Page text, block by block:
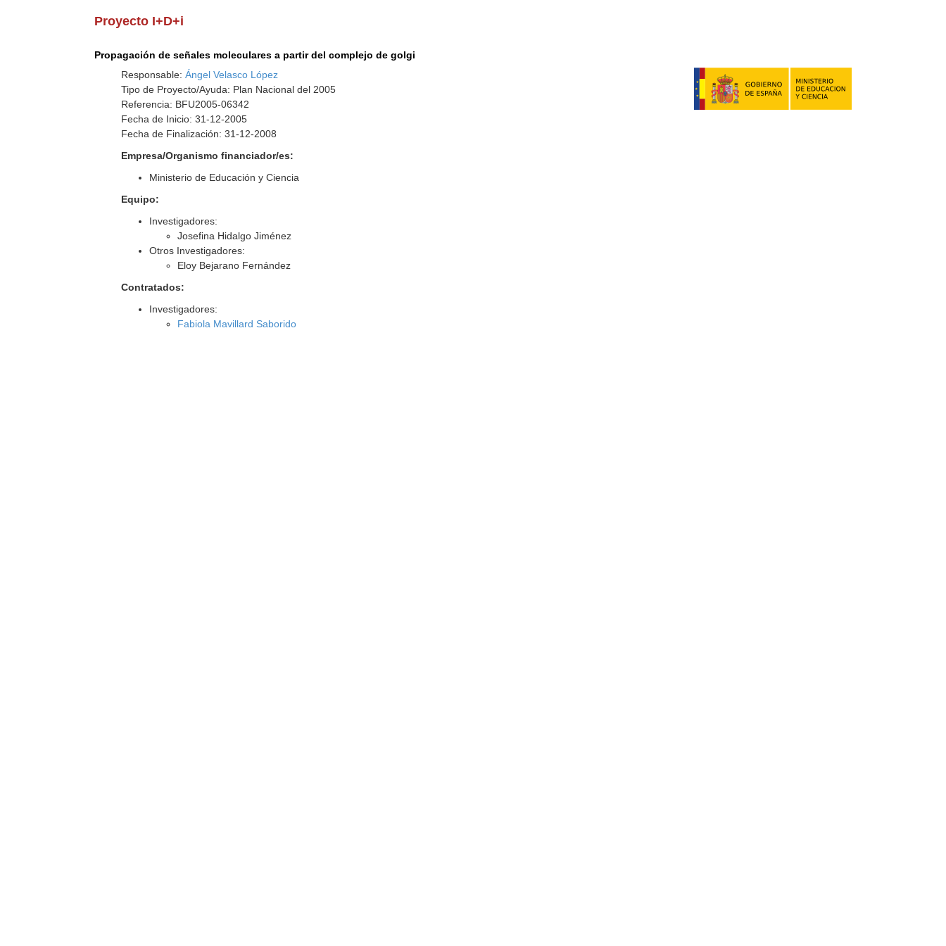
Proyecto I+D+i
Propagación de señales moleculares a partir del complejo de golgi
Responsable:Ángel Velasco López
Tipo de Proyecto/Ayuda: Plan Nacional del 2005
Referencia: BFU2005-06342
Fecha de Inicio: 31-12-2005
Fecha de Finalización: 31-12-2008
Empresa/Organismo financiador/es:
Ministerio de Educación y Ciencia
Equipo:
Investigadores:
Josefina Hidalgo Jiménez
Otros Investigadores:
Eloy Bejarano Fernández
Contratados:
Investigadores:
Fabiola Mavillard Saborido